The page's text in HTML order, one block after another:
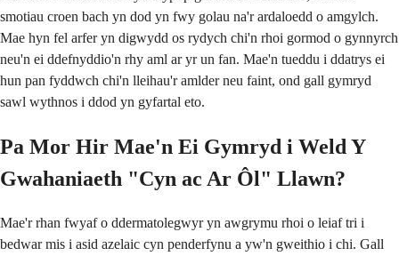
smotiau croen bach yn dod yn fwy golau na'r ardaloedd o amgylch.
Mae hyn fel arfer yn digwydd os rydych chi'n rhoi gormod o gynnyrch
neu'n ei ddefnyddio'n rhy aml ar yr un fan. Mae'n tueddu i ddatrys ei
hun pan fyddwch chi'n lleihau'r amlder neu faint, ond gall gymryd
sawl wythnos i ddod yn gyfartal eto.
Pa Mor Hir Mae'n Ei Gymryd i Weld Y
Gwahaniaeth "Cyn ac Ar Ôl" Llawn?
Mae'r rhan fwyaf o ddermatolegwyr yn awgrymu rhoi o leiaf tri i
bedwar mis i asid azelaic cyn penderfynu a yw'n gweithio i chi. Gall